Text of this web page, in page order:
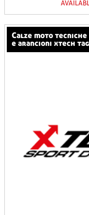
calze moto tecniche sportive estive leggere grigie
e arancioni xtech